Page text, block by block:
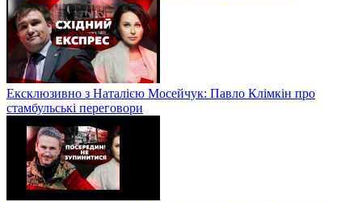
Ексклюзивно з Наталією Мосейчук: Павло Клімкін про
стамбульські переговори